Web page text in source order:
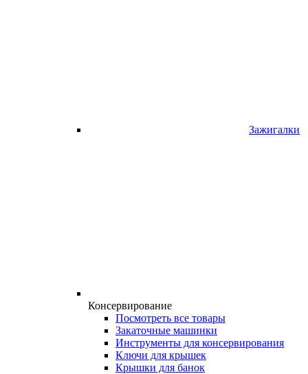
Зажигалки
Консервирование
Посмотреть все товары
Закаточные машинки
Инструменты для консервирования
Ключи для крышек
Крышки для банок